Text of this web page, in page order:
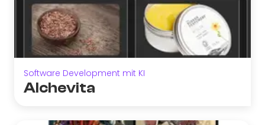
Software Development mit KI
Alchevita